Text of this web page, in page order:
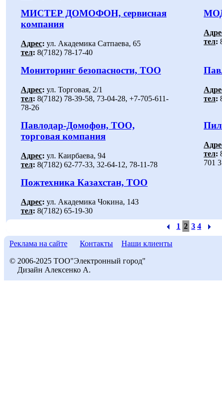
МИСТЕР ДОМОФОН, сервисная
компания
Адрес: ул. Академика Сатпаева, 65
тел: 8(7182) 78-17-40
тел:
Мониторинг безопасности, ТОО
Адрес: ул. Торговая, 2/1
тел: 8(7182) 78-39-58, 73-04-28, +7-705-611-
78-26
тел:
Павлодар-Домофон, ТОО,
торговая компания
Адрес: ул. Каирбаева, 94
тел: 8(7182) 62-77-33, 32-64-12, 78-11-78
тел:
701
Пожтехника Казахстан, ТОО
Адрес: ул. Академика Чокина, 143
тел: 8(7182) 65-19-30
1 2 3 4
Реклама на сайте Контакты Наши клиенты
© 2006-2025 ТОО"Электронный город"
Дизайн Алексенко А.